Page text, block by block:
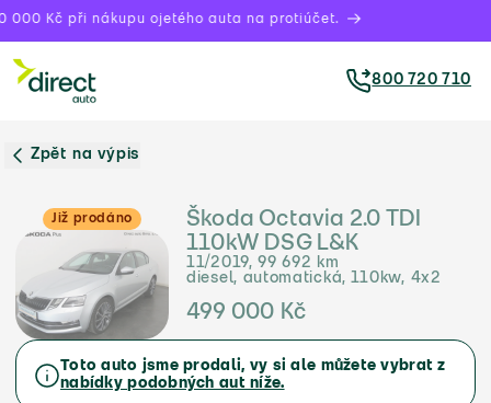
000 Kč při nákupu ojetého auta na protiúčet.
800 720 710
Zpět na výpis
Již prodáno
Škoda Octavia 2.0 TDI
110kW DSG L&K
11/2019, 99 692 km
diesel, automatická, 110kw, 4x2
499 000 Kč
Toto auto jsme prodali, vy si ale můžete vybrat z
nabídky podobných aut níže.